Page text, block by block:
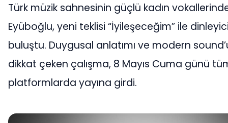
Türk müzik sahnesinin güçlü kadın
Eyüboğlu, yeni teklisi “İyileşeceğim” ile
buluştu. Duygusal anlatımı ve modern
dikkat çeken çalışma, 8 Mayıs Cuma günü
platformlarda yayına girdi.